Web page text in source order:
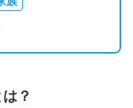
？